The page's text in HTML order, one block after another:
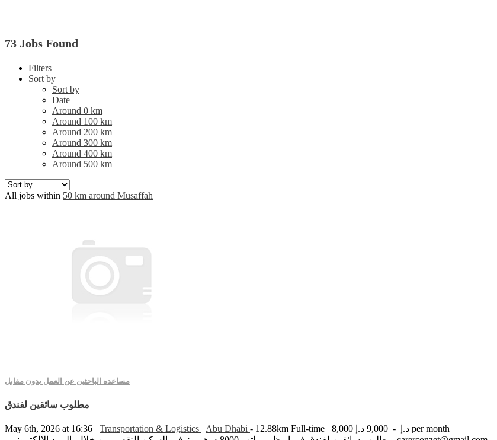
73 Jobs Found
Filters
Sort by
Sort by
Date
Around 0 km
Around 100 km
Around 200 km
Around 300 km
Around 400 km
Around 500 km
All jobs within 50 km around Musaffah
مساعده الباحثين عن العمل بدون مقابل
مطلوب سائقين لفندق
May 6th, 2026 at 16:36 Transportation & Logistics Abu Dhabi - 12.88km Full-time
8,000 د.إ - 9,000 د.إ per month